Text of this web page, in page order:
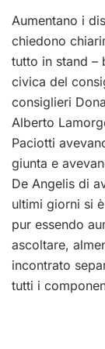
Aumentano i
chiedono
tutto in stand –
civica del
consiglieri
Alberto
Paciotti
giunta e
De Angelis di
ultimi giorni si
pur essendo
ascoltare,
incontrato
tutti i